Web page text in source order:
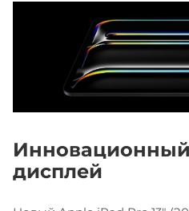
дисплей